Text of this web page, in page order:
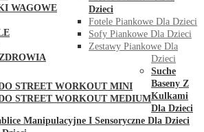
WAGOWE
STREET WORKOUT MINI
STREET WORKOUT MEDIUM
Dzieci
Fotele Piankowe Dla Dzieci
Sofy Piankowe Dla Dzieci
Zestawy Piankowe Dla
Dzieci
Suche
Baseny Z
Kulkami
Dla Dzieci
Manipulacyjne I Sensoryczne Dla Dzieci